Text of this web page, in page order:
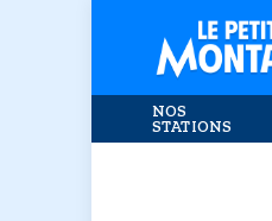
NOS
STATIONS